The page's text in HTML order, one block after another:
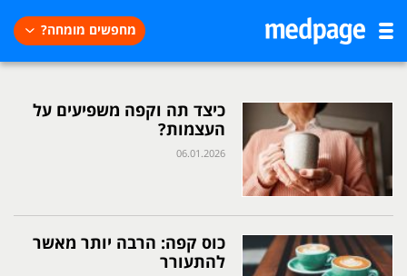
מחפשים מומחה?
כיצד תה וקפה משפיעים על
העצמות?
06.01.2026
כוס קפה: הרבה יותר מאשר
להתעורר